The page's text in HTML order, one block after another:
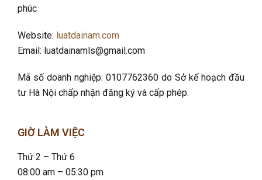
phúc
Website: luatdainam.com
Email: luatdainamls@gmail.com
Mã số doanh nghiệp: 0107762360 do Sở kế hoạch đầu
tư Hà Nội chấp nhận đăng ký và cấp phép.
GIỜ LÀM VIỆC
Thứ 2 – Thứ 6
08:00 am – 05:30 pm